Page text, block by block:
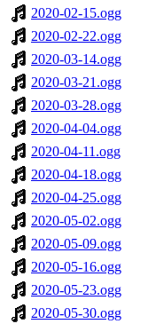
2020-02-15.ogg
2020-02-22.ogg
2020-03-14.ogg
2020-03-21.ogg
2020-03-28.ogg
2020-04-04.ogg
2020-04-11.ogg
2020-04-18.ogg
2020-04-25.ogg
2020-05-02.ogg
2020-05-09.ogg
2020-05-16.ogg
2020-05-23.ogg
2020-05-30.ogg